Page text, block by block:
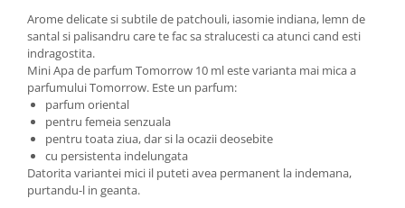
Arome delicate si subtile de patchouli, iasomie indiana, lemn de
santal si palisandru care te fac sa stralucesti ca atunci cand esti
indragostita.
Mini Apa de parfum Tomorrow 10 ml este varianta mai mica a
parfumului Tomorrow. Este un parfum:
parfum oriental
pentru femeia senzuala
pentru toata ziua, dar si la ocazii deosebite
cu persistenta indelungata
Datorita variantei mici il puteti avea permanent la indemana,
purtandu-l in geanta.